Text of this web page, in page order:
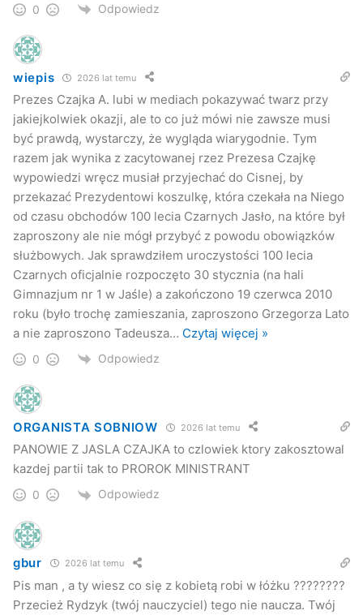
0 Odpowiedz
wiepis 2026 lat temu
Prezes Czajka A. lubi w mediach pokazywać twarz przy
jakiejkolwiek okazji, ale to co już mówi nie zawsze musi
być prawdą, wystarczy, że wygląda wiarygodnie. Tym
razem jak wynika z zacytowanej rzez Prezesa Czajkę
wypowiedzi wręcz musiał przyjechać do Cisnej, by
przekazać Prezydentowi koszulkę, która czekała na Niego
od czasu obchodów 100 lecia Czarnych Jasło, na które był
zaproszony ale nie mógł przybyć z powodu obowiązków
służbowych. Jak sprawdziłem uroczystości 100 lecia
Czarnych oficjalnie rozpoczęto 30 stycznia (na hali
Gimnazjum nr 1 w Jaśle) a zakończono 19 czerwca 2010
roku (było trochę zamieszania, zaproszono Grzegorza Lato
a nie zaproszono Tadeusza… Czytaj więcej »
0 Odpowiedz
ORGANISTA SOBNIOW 2026 lat temu
PANOWIE Z JASLA CZAJKA to czlowiek ktory zakosztowal
kazdej partii tak to PROROK MINISTRANT
0 Odpowiedz
gbur 2026 lat temu
Pis man , a ty wiesz co się z kobietą robi w łóżku ????????
Przecież Rydzyk (twój nauczyciel) tego nie naucza. Twój